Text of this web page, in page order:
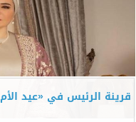
قرينة الرئيس في «عيد